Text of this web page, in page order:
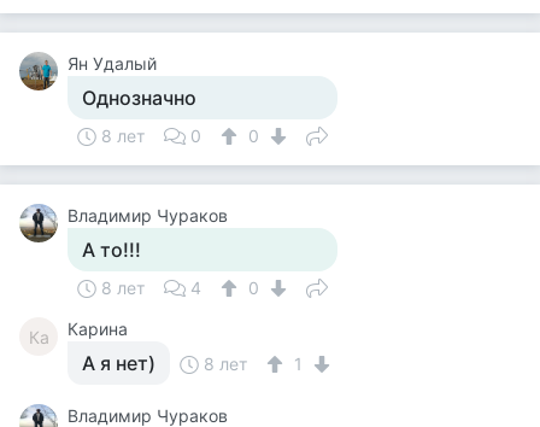
Ян Удалый
Однозначно
8 лет 0 0
Владимир Чураков
А то!!!
8 лет 4 0
Ка Карина
А я нет) 8 лет 1
Владимир Чураков